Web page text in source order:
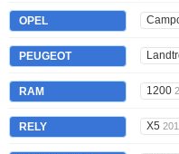
OPEL
PEUGEOT
RAM 1200
RELY X5